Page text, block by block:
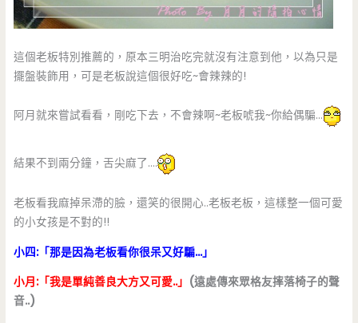
這個老板特別推薦的，原本三明治吃完就沒有注意到他，以為只是
擺盤裝飾用，可是老板說這個很好吃~會辣辣的!
阿月就來嘗試看看，剛吃下去，不會辣啊~老板唬我~你給偶騙…
結果不到兩分鐘，舌尖麻了….
老板看我麻掉呆滯的臉，還笑的很開心..老板老板，這樣整一個可愛
的小女孩是不對的!!
小四:「那是因為老板看你很呆又好騙…」
小月:「我是單純善良大方又可愛..」 (遠處傳來眾格友摔落椅子的聲
音..)